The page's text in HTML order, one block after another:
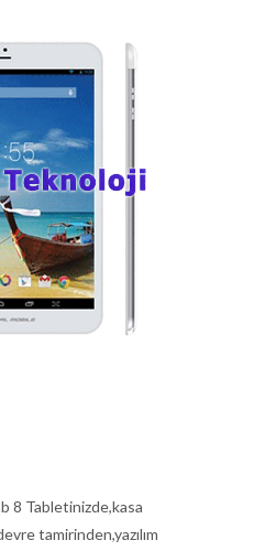
8 Tabletinizde,kasa
tamirinden,yazılım